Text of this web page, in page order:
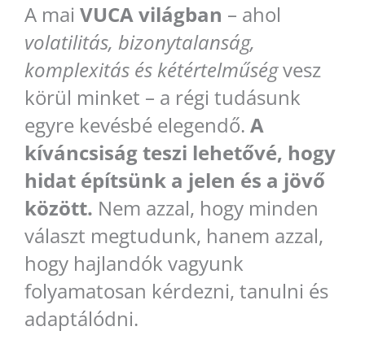
A mai VUCA világban – ahol
volatilitás, bizonytalanság,
komplexitás és kétértelműségvesz
körül minket – a régi tudásunk
egyre kevésbé elegendő. A
kíváncsiság teszi lehetővé, hogy
hidat építsünk a jelen és a jövő
között. Nem azzal, hogy minden
választ megtudunk, hanem azzal,
hogy hajlandók vagyunk
folyamatosan kérdezni, tanulni és
adaptálódni.